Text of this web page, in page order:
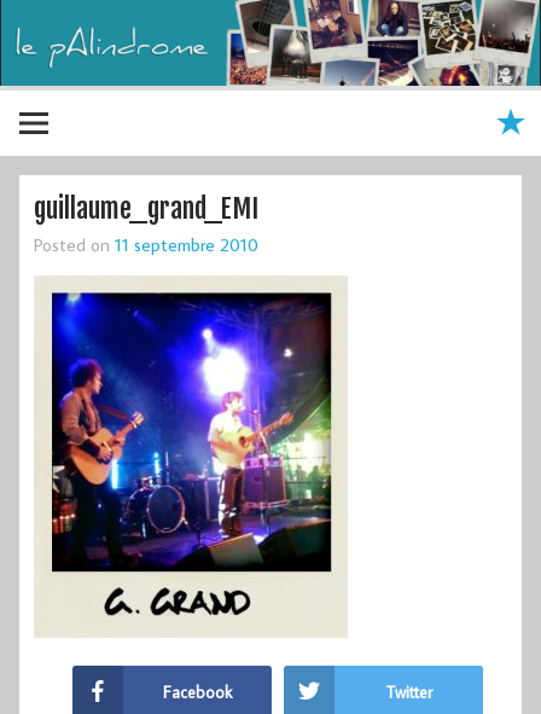
guillaume_grand_EMI
Posted on 11 septembre 2010
Facebook Twitter